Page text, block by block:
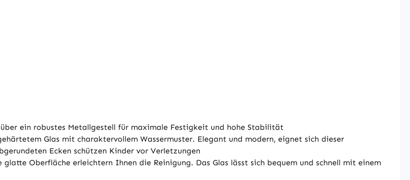
ein robustes Metallgestell für maximale Festigkeit und hohe Stabilität
Glas mit charaktervollem Wassermuster. Elegant und modern, eignet sich dieser
Ecken schützen Kinder vor Verletzungen
glatte Oberfläche erleichtern Ihnen die Reinigung. Das Glas lässt sich bequem und schnell mit einem